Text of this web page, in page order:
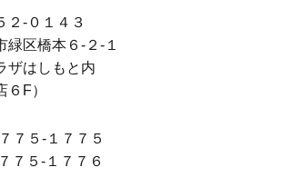
２-０１４３
緑区橋本６-２-１
ザはしもと内
６F）
７５-１７７５
７５-１７７６